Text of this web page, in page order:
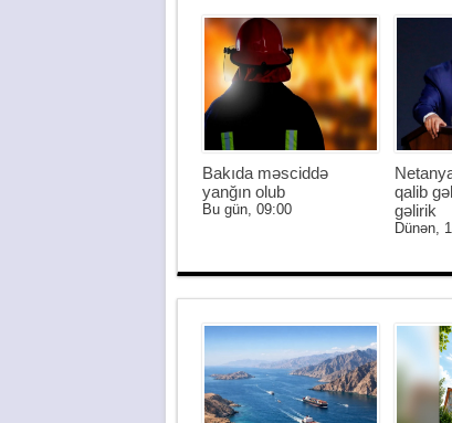
Bakıda məsciddə
yanğın olub
Bu gün, 09:00
qalib
gəlirik
Dünən,